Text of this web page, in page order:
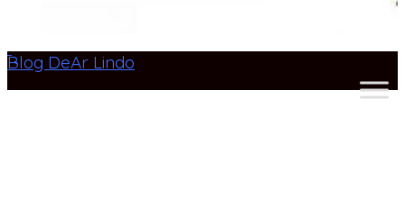
Blog DeAr Lindo